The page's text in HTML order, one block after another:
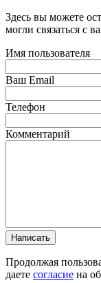
Здесь вы можете
могли связаться с
Имя пользователя
Ваш Email
Телефон
Комментарий
Написать
Продолжая
даете согласие на